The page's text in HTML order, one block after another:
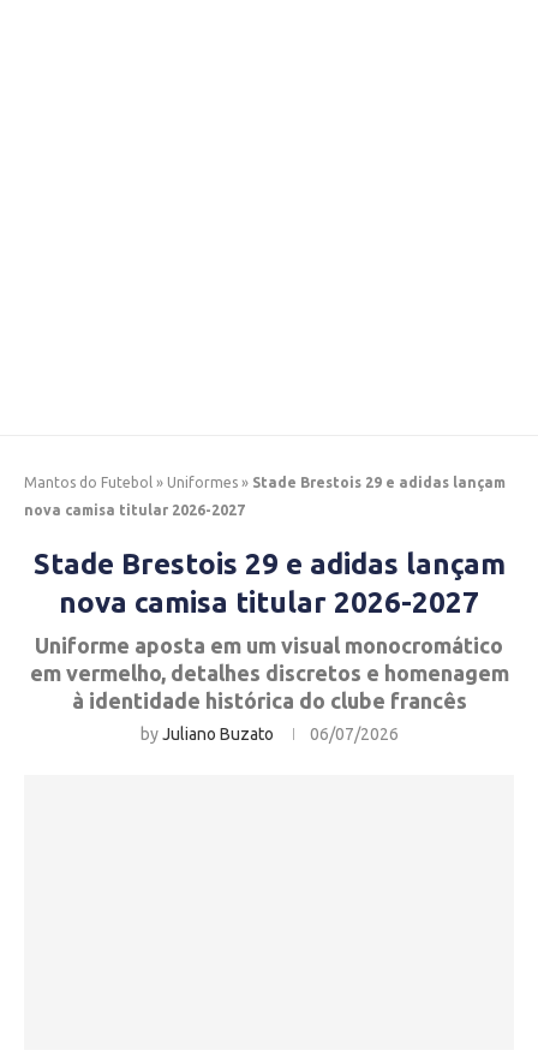
Mantos do Futebol » Uniformes » Stade Brestois 29 e adidas lançam
nova camisa titular 2026-2027
Stade Brestois 29 e adidas lançam
nova camisa titular 2026-2027
Uniforme aposta em um visual monocromático
em vermelho, detalhes discretos e homenagem
à identidade histórica do clube francês
byJuliano Buzato 06/07/2026